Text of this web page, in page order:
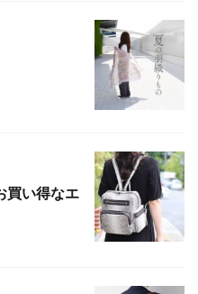
買い得なエ